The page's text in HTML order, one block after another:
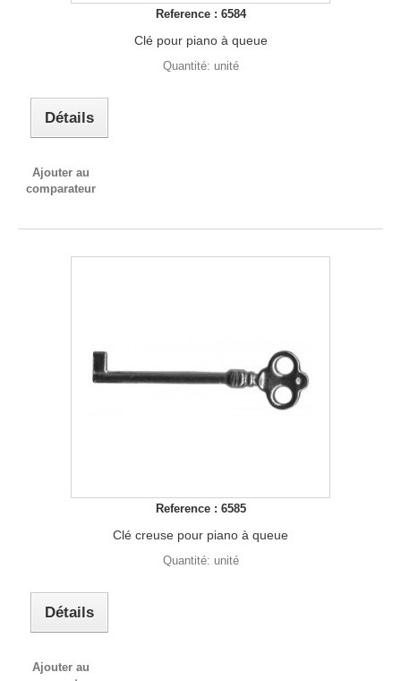
Reference : 6584
Clé pour piano à queue
Quantité: unité
Détails
Ajouter au
comparateur
Reference : 6585
Clé creuse pour piano à queue
Quantité: unité
Détails
Ajouter au